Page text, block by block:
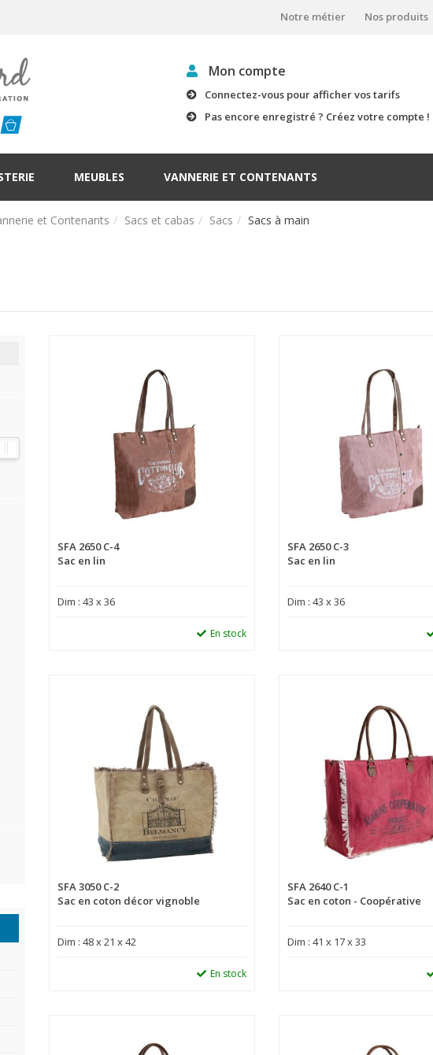
Notre métier Nos produits
Mon compte
Connectez-vous pour afficher vos tarifs
Pas encore enregistré ? Créez votre compte !
MEUBLES VANNERIE ET CONTENANTS
et Contenants Sacs et cabas Sacs Sacs à main
SFA 2650 C-4
Sac en lin
Dim : 43 x 36
En stock
SFA 2650 C-3
Sac en lin
Dim : 43 x 36
SFA 3050 C-2
Sac en coton décor vignoble
Dim : 48 x 21 x 42
En stock
SFA 2640 C-1
Sac en coton - Coopérative
Dim : 41 x 17 x 33